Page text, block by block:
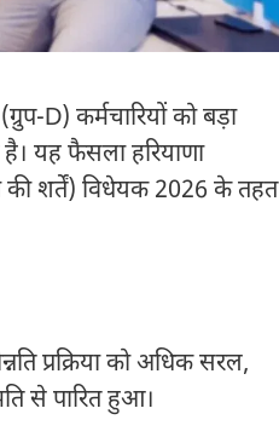
D) कर्मचारियों को बड़ा
है। यह फैसला हरियाणा
की शर्तें) विधेयक 2026 के तहत
प्रक्रिया को अधिक सरल,
से पारित हुआ।